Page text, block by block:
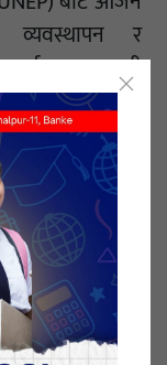
व्यवस्थापन र
(AIG) पदमा
क्रममा भएको
प्रतिवेदनमा
सिफारिस गर्न
थप गर्ने ।